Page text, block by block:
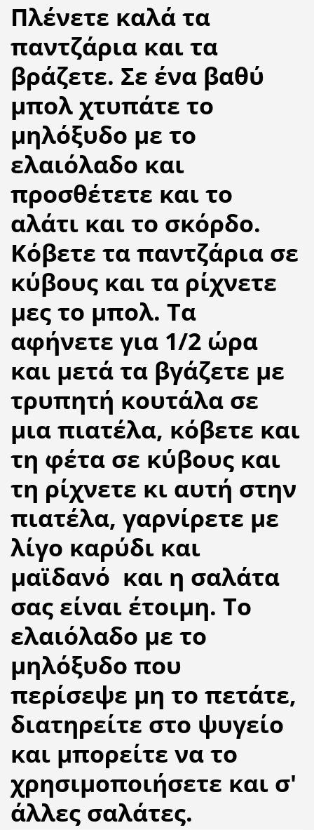
Πλένετε καλά τα
παντζάρια και τα
βράζετε. Σε ένα βαθύ
μπολ χτυπάτε το
μηλόξυδο με το
ελαιόλαδο και
προσθέτετε και το
αλάτι και το σκόρδο.
Κόβετε τα παντζάρια σε
κύβους και τα ρίχνετε
μες το μπολ. Τα
αφήνετε για 1/2 ώρα
και μετά τα βγάζετε με
τρυπητή κουτάλα σε
μια πιατέλα, κόβετε και
τη φέτα σε κύβους και
τη ρίχνετε κι αυτή στην
πιατέλα, γαρνίρετε με
λίγο καρύδι και
μαϊδανό και η σαλάτα
σας είναι έτοιμη. Το
ελαιόλαδο με το
μηλόξυδο που
περίσεψε μη το πετάτε,
διατηρείτε στο ψυγείο
και μπορείτε να το
χρησιμοποιήσετε και σ'
άλλες σαλάτες.